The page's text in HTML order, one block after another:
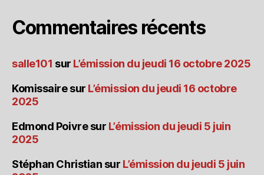
Commentaires récents
salle101 sur L’émission du jeudi 16 octobre 2025
Komissairesur L’émission du jeudi 16 octobre
2025
Edmond Poivresur L’émission du jeudi 5 juin
2025
Stéphan Christian sur L’émission du jeudi 5 juin